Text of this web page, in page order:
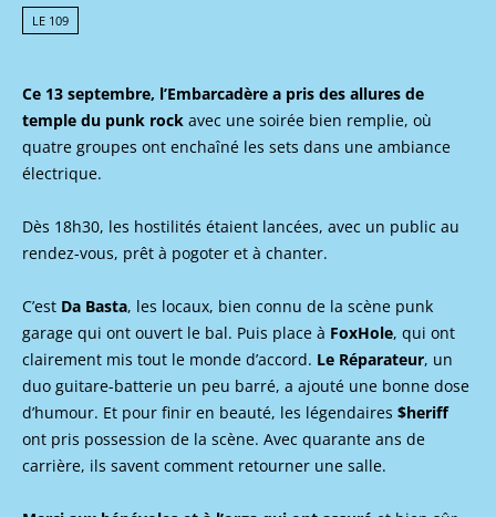
LE 109
Ce 13 septembre, l’Embarcadère a pris des allures de
temple du punk rock avec une soirée bien remplie, où
quatre groupes ont enchaîné les sets dans une ambiance
électrique.
Dès 18h30, les hostilités étaient lancées, avec un public au
rendez-vous, prêt à pogoter et à chanter.
C’est Da Basta, les locaux, bien connu de la scène punk
garage qui ont ouvert le bal. Puis place à FoxHole, qui ont
clairement mis tout le monde d’accord. Le Réparateur, un
duo guitare-batterie un peu barré, a ajouté une bonne dose
d’humour. Et pour finir en beauté, les légendaires $heriff
ont pris possession de la scène. Avec quarante ans de
carrière, ils savent comment retourner une salle.